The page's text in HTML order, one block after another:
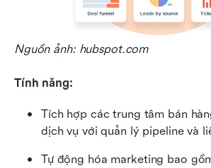
Nguồn ảnh: hubspot.com
Tính năng:
Tích hợp các trung tâm bán
dịch vụ với quản lý pipeline và
Tự động hóa marketing bao